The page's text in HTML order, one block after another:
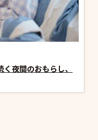
く夜間のおもらし、